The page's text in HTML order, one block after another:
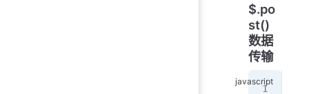
$.po
st()
数据
传输